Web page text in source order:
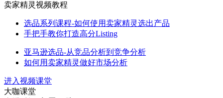
卖家精灵视频教程
选品系列课程-如何使用卖家精灵选出产品
手把手教你打造高分Listing
亚马逊选品-从竞品分析到竞争分析
如何用卖家精灵做好市场分析
进入视频课堂
大咖课堂